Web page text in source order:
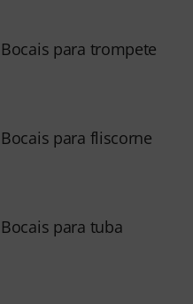
Bocais para trompete
Bocais para fliscorne
Bocais para tuba